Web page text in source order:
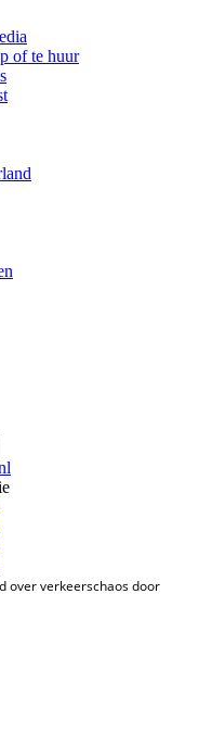
of te huur
over verkeerschaos door